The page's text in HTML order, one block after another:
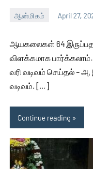
ஆன்மிகம் April 27,
Thagaval
No
ஆயகலைகள் 64
விளக்கமாக
வரி வடிவம் செய்தல் – அ,
வடிவம். […]
Continue reading